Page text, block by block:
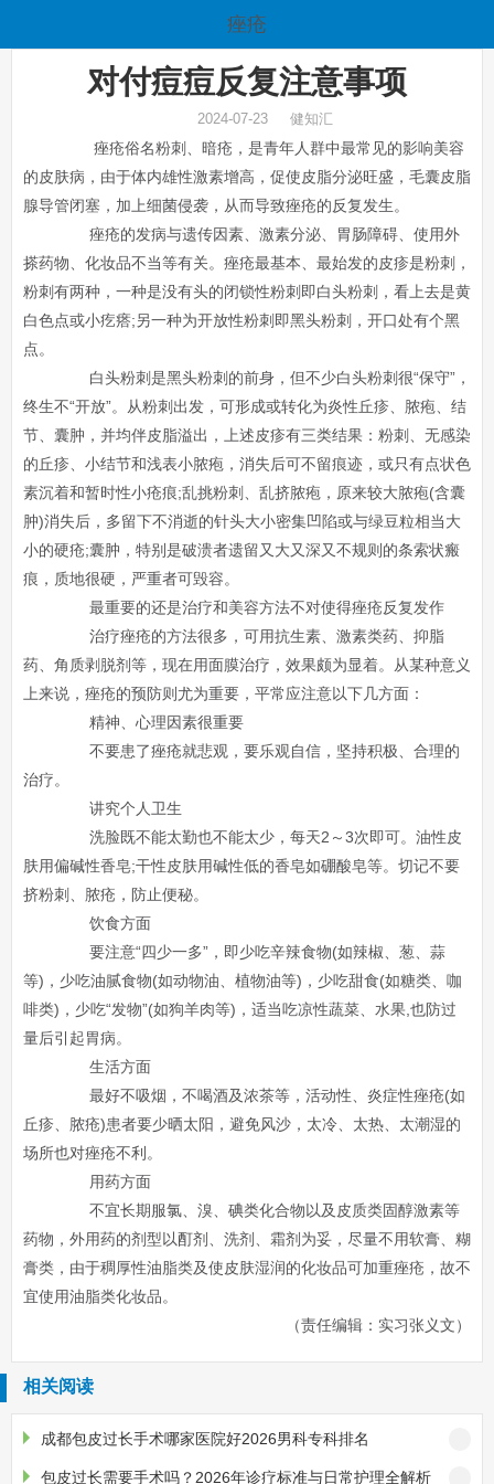
痤疮
对付痘痘反复注意事项
2024-07-23 健知汇
痤疮俗名粉刺、暗疮，是青年人群中最常见的影响美容
的皮肤病，由于体内雄性激素增高，促使皮脂分泌旺盛，毛囊皮脂
腺导管闭塞，加上细菌侵袭，从而导致痤疮的反复发生。
痤疮的发病与遗传因素、激素分泌、胃肠障碍、使用外
搽药物、化妆品不当等有关。痤疮最基本、最始发的皮疹是粉刺，
粉刺有两种，一种是没有头的闭锁性粉刺即白头粉刺，看上去是黄
白色点或小疙瘩;另一种为开放性粉刺即黑头粉刺，开口处有个黑
点。
白头粉刺是黑头粉刺的前身，但不少白头粉刺很“保守”，
终生不“开放”。从粉刺出发，可形成或转化为炎性丘疹、脓疱、结
节、囊肿，并均伴皮脂溢出，上述皮疹有三类结果：粉刺、无感染
的丘疹、小结节和浅表小脓疱，消失后可不留痕迹，或只有点状色
素沉着和暂时性小疮痕;乱挑粉刺、乱挤脓疱，原来较大脓疱(含囊
肿)消失后，多留下不消逝的针头大小密集凹陷或与绿豆粒相当大
小的硬疮;囊肿，特别是破溃者遗留又大又深又不规则的条索状瘢
痕，质地很硬，严重者可毁容。
最重要的还是治疗和美容方法不对使得痤疮反复发作
治疗痤疮的方法很多，可用抗生素、激素类药、抑脂
药、角质剥脱剂等，现在用面膜治疗，效果颇为显着。从某种意义
上来说，痤疮的预防则尤为重要，平常应注意以下几方面：
精神、心理因素很重要
不要患了痤疮就悲观，要乐观自信，坚持积极、合理的
治疗。
讲究个人卫生
洗脸既不能太勤也不能太少，每天2～3次即可。油性皮
肤用偏碱性香皂;干性皮肤用碱性低的香皂如硼酸皂等。切记不要
挤粉刺、脓疮，防止便秘。
饮食方面
要注意“四少一多”，即少吃辛辣食物(如辣椒、葱、蒜
等)，少吃油腻食物(如动物油、植物油等)，少吃甜食(如糖类、咖
啡类)，少吃“发物”(如狗羊肉等)，适当吃凉性蔬菜、水果,也防过
量后引起胃病。
生活方面
最好不吸烟，不喝酒及浓茶等，活动性、炎症性痤疮(如
丘疹、脓疮)患者要少晒太阳，避免风沙，太冷、太热、太潮湿的
场所也对痤疮不利。
用药方面
不宜长期服氯、溴、碘类化合物以及皮质类固醇激素等
药物，外用药的剂型以酊剂、洗剂、霜剂为妥，尽量不用软膏、糊
膏类，由于稠厚性油脂类及使皮肤湿润的化妆品可加重痤疮，故不
宜使用油脂类化妆品。
（责任编辑：实习张义文）
相关阅读
成都包皮过长手术哪家医院好2026男科专科排名
包皮过长需要手术吗？2026年诊疗标准与日常护理全解析